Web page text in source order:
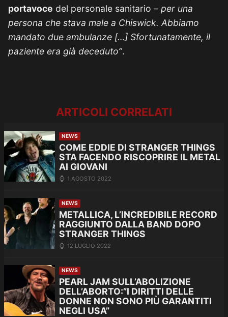
portavoce del personale sanitario – per una
persona che stava male a Chiswick. Abbiamo
mandato due ambulanze […] Sfortunatamente, il
paziente era già deceduto”.
ARTICOLI CORRELATI
NEWS
COME EDDIE DI STRANGER THINGS
STA FACENDO RISCOPRIRE IL METAL
AI GIOVANI
1 AGOSTO 2022
NEWS
METALLICA, L’INCREDIBILE RECORD
RAGGIUNTO DALLA BAND DOPO
STRANGER THINGS
12 LUGLIO 2022
NEWS
PEARL JAM SULL’ABOLIZIONE
DELL’ABORTO:”I DIRITTI DELLE
DONNE NON SONO PIÙ GARANTITI
NEGLI USA”